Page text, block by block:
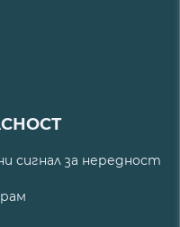
сигнал за нередност